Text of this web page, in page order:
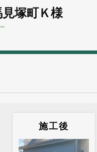
塚町Ｋ様
施工後